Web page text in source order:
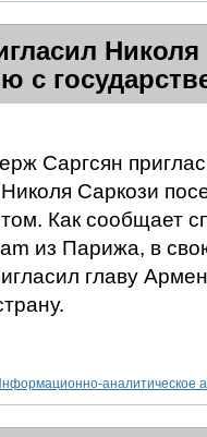
Николя
с
Саргсян
Саркози
Как сообщает
из Парижа, в
главу
аналитическое